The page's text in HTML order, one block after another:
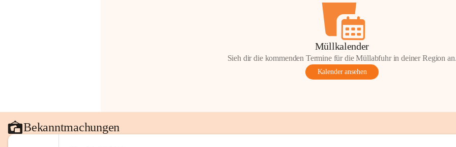
Müllkalender
Sieh dir die kommenden Termine für die Müllabfuhr in deiner Region
Kalender ansehen
Bekanntmachungen